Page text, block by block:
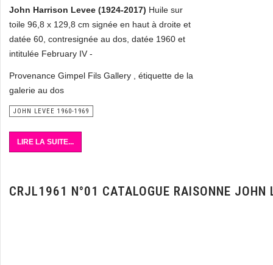
John Harrison Levee (1924-2017) Huile sur
toile 96,8 x 129,8 cm signée en haut à droite et
datée 60, contresignée au dos, datée 1960 et
intitulée February IV -
Provenance Gimpel Fils Gallery , étiquette de la
galerie au dos
JOHN LEVEE 1960-1969
LIRE LA SUITE...
CRJL1961 N°01 CATALOGUE RAISONNE JOHN